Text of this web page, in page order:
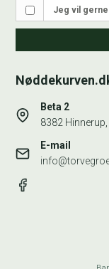
Jeg vil
Beta 2
8382
E-mail